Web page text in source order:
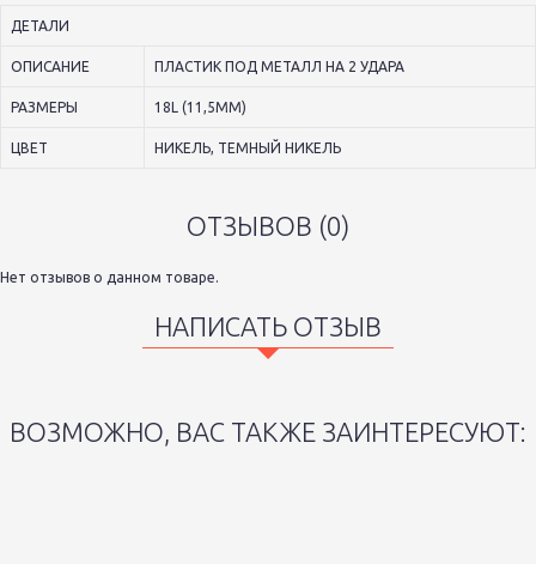
ДЕТАЛИ
ОПИСАНИЕ ПЛАСТИК ПОД МЕТАЛЛ НА 2 УДАРА
РАЗМЕРЫ 18L (11,5ММ)
ЦВЕТ НИКЕЛЬ, ТЕМНЫЙ НИКЕЛЬ
ОТЗЫВОВ (0)
Нет отзывов о данном товаре.
НАПИСАТЬ ОТЗЫВ
ВОЗМОЖНО, ВАС ТАКЖЕ ЗАИНТЕРЕСУЮТ: